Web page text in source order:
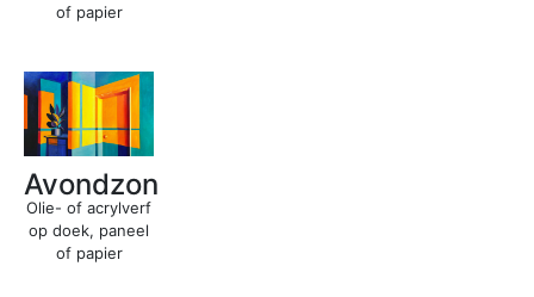
of papier
Avondzon
Olie- of acrylverf
op doek, paneel
of papier